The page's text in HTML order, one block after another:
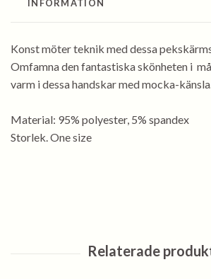
INFORMATION
Konst möter teknik med dessa
Omfamna den fantastiska skönheten i
varm i dessa handskar med mocka-
Material: 95% polyester, 5% spandex
Storlek. One size